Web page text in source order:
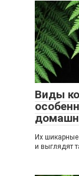
Виды
Их
и выглядят